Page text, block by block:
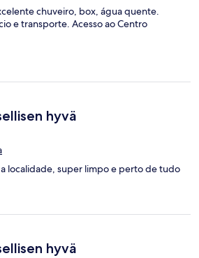
chuveiro, box, água quente.
e transporte. Acesso ao Centro
hyvä
localidade, super limpo e perto de tudo
hyvä